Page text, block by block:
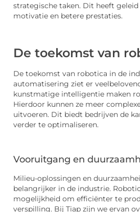
strategische taken. Dit heeft
motivatie en betere prestaties.
De toekomst van
De toekomst van robotica in de
automatisering ziet er
kunstmatige intelligentie maken
Hierdoor kunnen ze meer
uitvoeren. Dit biedt bedrijven de
verder te optimaliseren.
Vooruitgang en
Milieu-oplossingen en
belangrijker in de industrie.
mogelijkheid om efficiënter te
verspilling. Bij Tiap zijn we ervan